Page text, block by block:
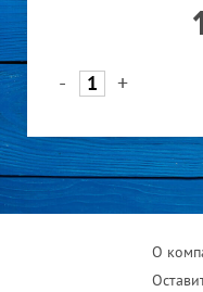
- +
О